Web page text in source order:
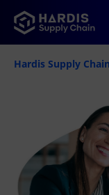
Hardis Supply Chain